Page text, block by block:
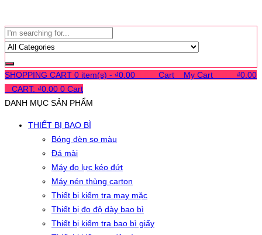
SHOPPING CART 0 item(s) - ₫0.00 Cart My Cart ₫0.00
CART: ₫0.00 0 Cart
DANH MỤC SẢN PHẨM
THIẾT BỊ BAO BÌ
Bóng đèn so màu
Đá mài
Máy đo lực kéo đứt
Máy nén thùng carton
Thiết bị kiểm tra may mặc
Thiết bị đo độ dày bao bì
Thiết bị kiểm tra bao bì giấy